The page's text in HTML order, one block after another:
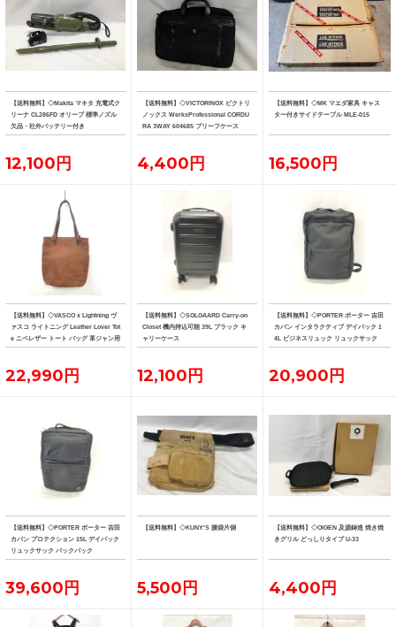
【送料無料】◇Makita マキタ 充電式ク
リーナ CL286FD オリーブ 標準ノズル
欠品・社外バッテリー付き
12,100円
【送料無料】◇VICTORINOX ビクトリ
ノックス WerksProfessional CORDU
RA 3WAY 604685 ブリーフケース
4,400円
【送料無料】◇MK マエダ家具 キャス
ター付きサイドテーブル MLE-015
16,500円
【送料無料】◇VASCO x Lightning ヴ
ァスコ ライトニング Leather Lover Tot
e ニベレザー トート バッグ 革ジャン用
トート
22,990円
【送料無料】◇SOLGAARD Carry-on
Closet 機内持込可能 39L ブラック キ
ャリーケース
12,100円
【送料無料】◇PORTER ポーター 吉田
カバン インタラクティブ デイパック 1
4L ビジネスリュック リュックサック
20,900円
【送料無料】◇PORTER ポーター 吉田
カバン プロテクション 15L デイパック
リュックサック バックパック
39,600円
【送料無料】◇KUNY'S 腰袋片側
5,500円
【送料無料】◇OIGEN 及源鋳造 焼き焼
きグリル どっしりタイプ U-33
4,400円